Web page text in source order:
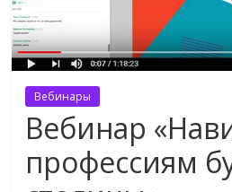
Вебинары
Вебинар
профессиям